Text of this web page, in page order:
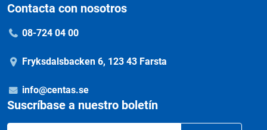
Contacta con nosotros
08-724 04 00
Fryksdalsbacken 6, 123 43 Farsta
info@centas.se
Suscríbase a nuestro boletín